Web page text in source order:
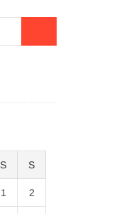
S S
1 2